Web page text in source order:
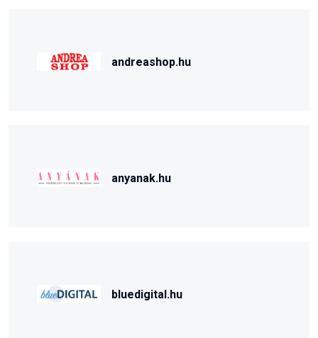
andreashop.hu
anyanak.hu
bluedigital.hu